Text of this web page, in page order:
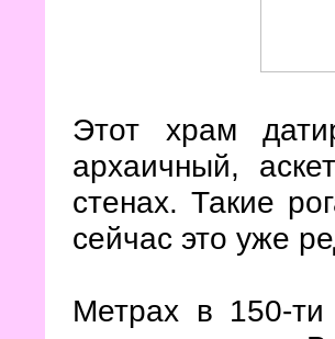
Этот храм
архаичный,
стенах. Такие
сейчас это уже
Метрах в 150-